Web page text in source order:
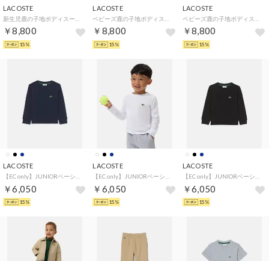
LACOSTE
￥8,800
15%
LACOSTE
￥8,800
15%
LACOSTE
￥8,800
15%
LACOSTE
￥6,050
15%
LACOSTE
￥6,050
15%
LACOSTE
￥6,050
15%